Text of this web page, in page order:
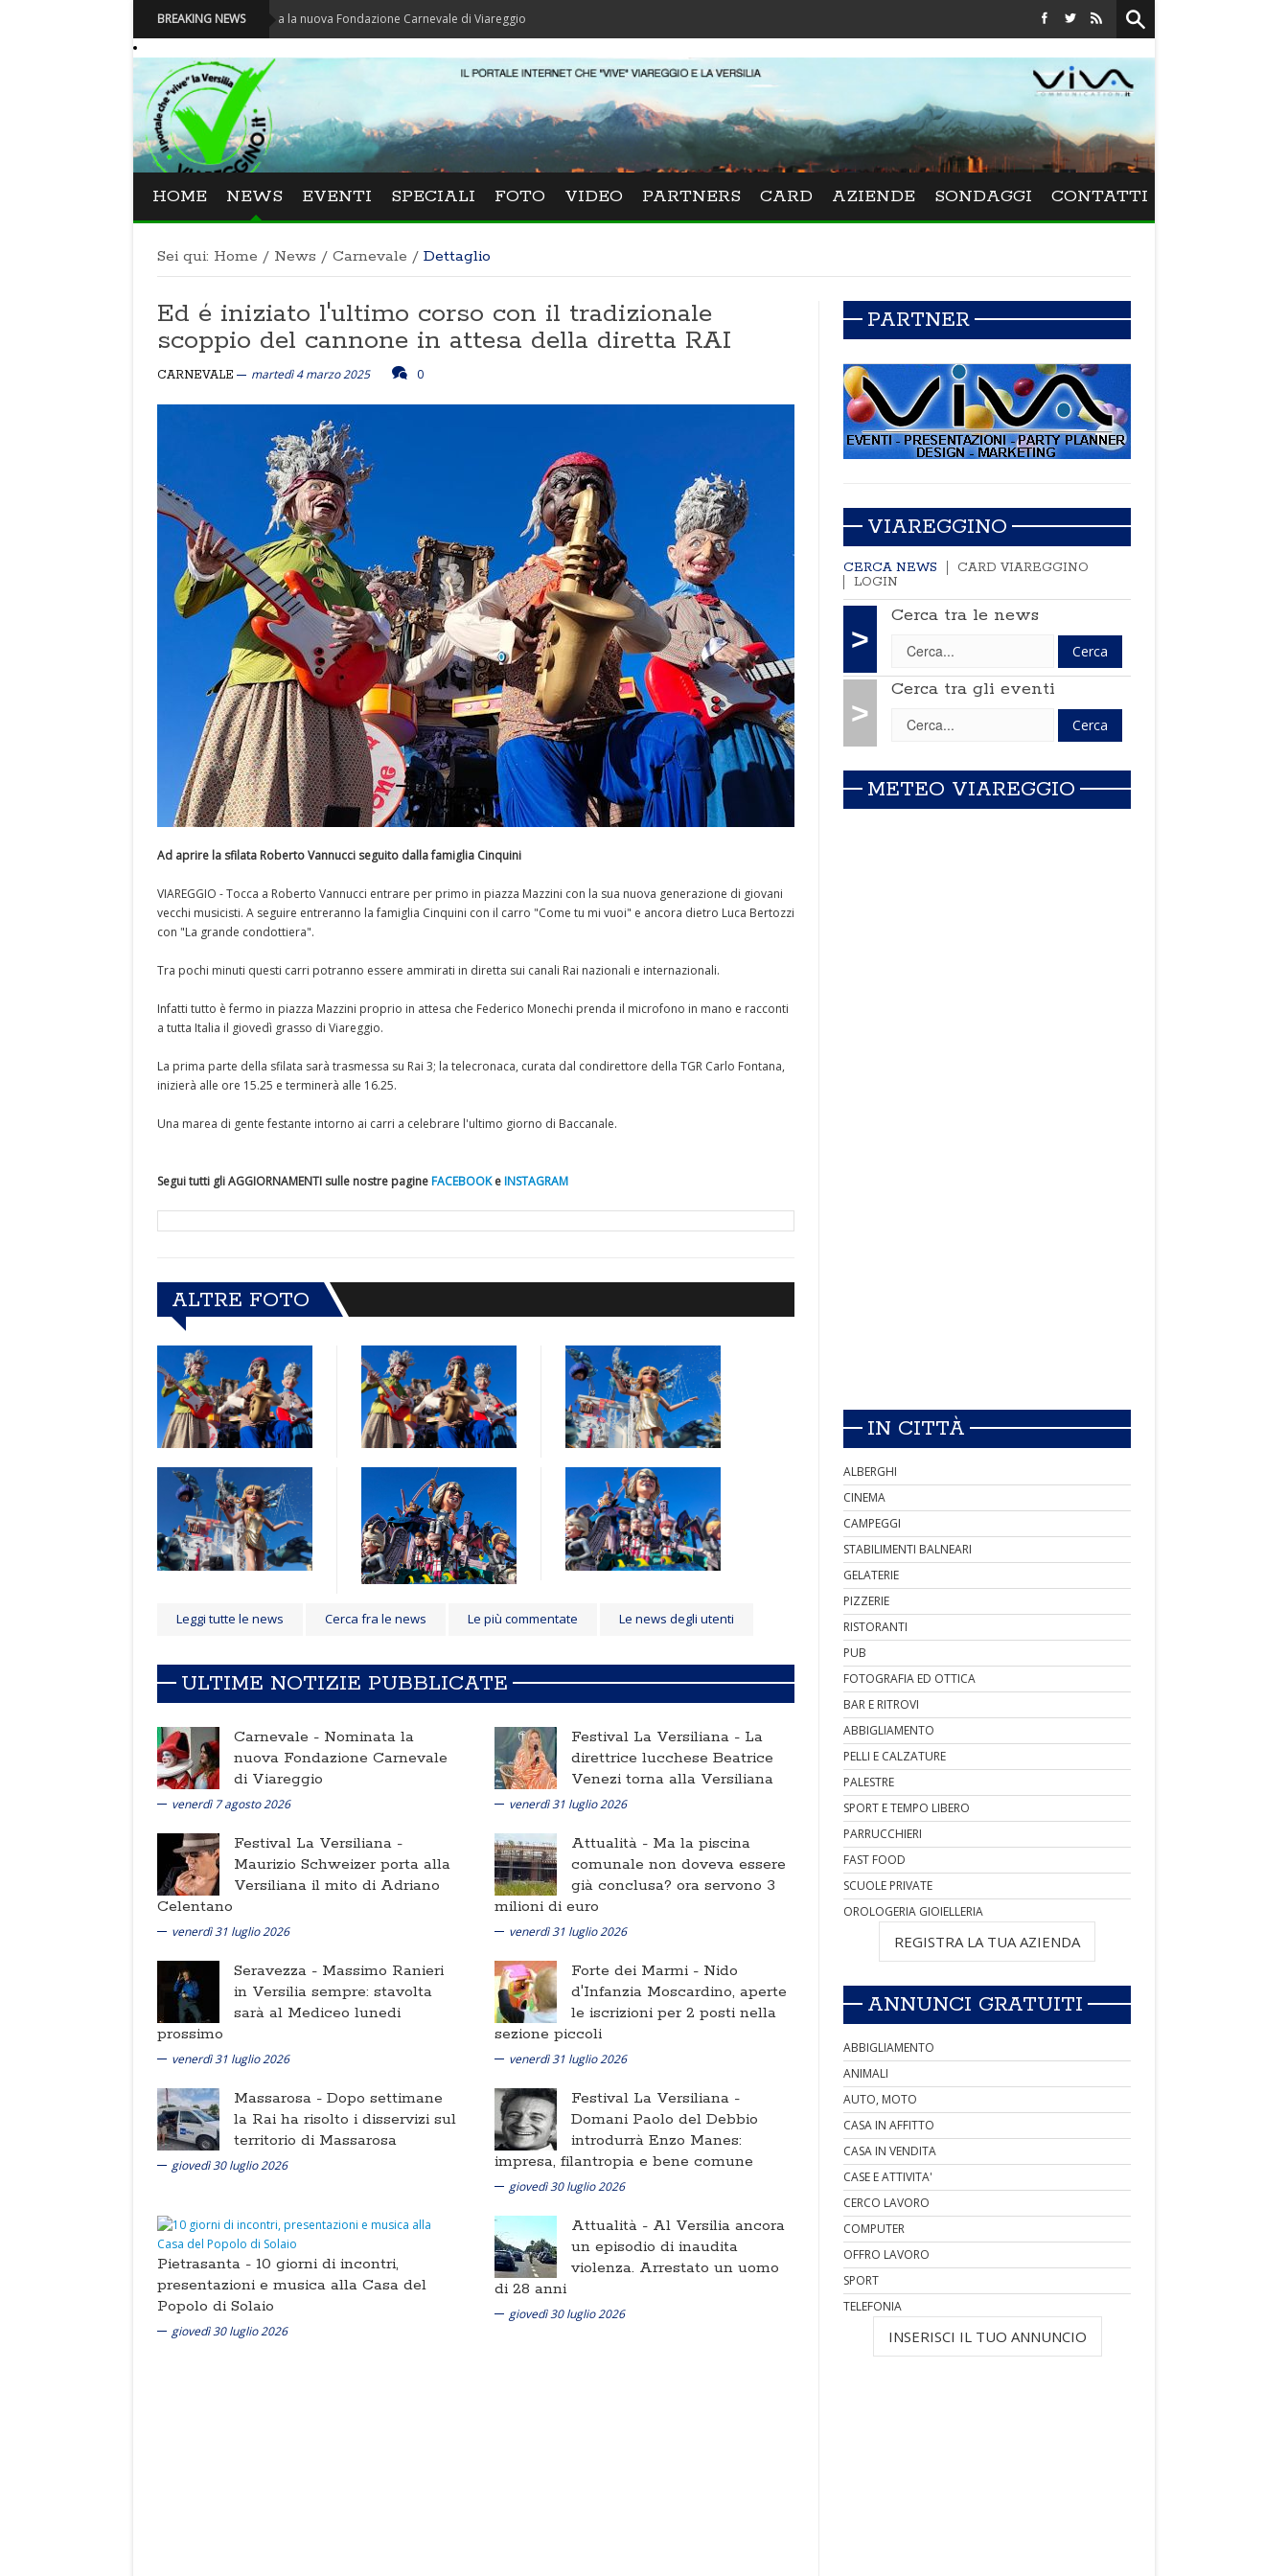
BREAKING NEWS
Carnevale - Nominata la nuova Fondazione Carnevale di Viareggio Festival La Versiliana - La direttrice lucchese Beatrice
HOME NEWS EVENTI SPECIALI FOTO VIDEO PARTNERS CARD AZIENDE SONDAGGI CONTATTI
Sei qui: Home / News / Carnevale / Dettaglio
Ed é iniziato l'ultimo corso con il tradizionale
scoppio del cannone in attesa della diretta RAI
CARNEVALE martedì 4 marzo 2025 0
Ad aprire la sfilata Roberto Vannucci seguito dalla famiglia Cinquini
VIAREGGIO - Tocca a Roberto Vannucci entrare per primo in piazza Mazzini con la sua nuova generazione di giovani
vecchi musicisti. A seguire entreranno la famiglia Cinquini con il carro "Come tu mi vuoi" e ancora dietro Luca Bertozzi
con "La grande condottiera".
Tra pochi minuti questi carri potranno essere ammirati in diretta sui canali Rai nazionali e internazionali.
Infatti tutto è fermo in piazza Mazzini proprio in attesa che Federico Monechi prenda il microfono in mano e racconti
a tutta Italia il giovedì grasso di Viareggio.
La prima parte della sfilata sarà trasmessa su Rai 3; la telecronaca, curata dal condirettore della TGR Carlo Fontana,
inizierà alle ore 15.25 e terminerà alle 16.25.
Una marea di gente festante intorno ai carri a celebrare l'ultimo giorno di Baccanale.
Segui tutti gli AGGIORNAMENTI sulle nostre pagineFACEBOOKeINSTAGRAM
ALTRE FOTO
Leggi tutte le news Cerca fra le news Le più commentate Le news degli utenti
ULTIME NOTIZIE PUBBLICATE
Carnevale - Nominata la
nuova Fondazione Carnevale
di Viareggio
venerdì 7 agosto 2026
Festival La Versiliana - La
direttrice lucchese Beatrice
Venezi torna alla Versiliana
venerdì 31 luglio 2026
Festival La Versiliana -
Maurizio Schweizer porta alla
Versiliana il mito di Adriano
Celentano
venerdì 31 luglio 2026
Attualità - Ma la piscina
comunale non doveva essere
già conclusa? ora servono 3
milioni di euro
venerdì 31 luglio 2026
Seravezza - Massimo Ranieri
in Versilia sempre: stavolta
sarà al Mediceo lunedi
prossimo
venerdì 31 luglio 2026
Forte dei Marmi - Nido
d'Infanzia Moscardino, aperte
le iscrizioni per 2 posti nella
sezione piccoli
venerdì 31 luglio 2026
Massarosa - Dopo settimane
la Rai ha risolto i disservizi sul
territorio di Massarosa
giovedì 30 luglio 2026
Festival La Versiliana -
Domani Paolo del Debbio
introdurrà Enzo Manes:
impresa, filantropia e bene comune
giovedì 30 luglio 2026
Pietrasanta - 10 giorni di incontri,
presentazioni e musica alla Casa del
Popolo di Solaio
giovedì 30 luglio 2026
Attualità - Al Versilia ancora
un episodio di inaudita
violenza. Arrestato un uomo
di 28 anni
giovedì 30 luglio 2026
PARTNER
VIAREGGINO
CERCA NEWS
CARD VIAREGGINO
LOGIN
>
Cerca tra le news
>
Cerca tra gli eventi
METEO VIAREGGIO
IN CITTÀ
ALBERGHI
CINEMA
CAMPEGGI
STABILIMENTI BALNEARI
GELATERIE
PIZZERIE
RISTORANTI
PUB
FOTOGRAFIA ED OTTICA
BAR E RITROVI
ABBIGLIAMENTO
PELLI E CALZATURE
PALESTRE
SPORT E TEMPO LIBERO
PARRUCCHIERI
FAST FOOD
SCUOLE PRIVATE
OROLOGERIA GIOIELLERIA
REGISTRA LA TUA AZIENDA
ANNUNCI GRATUITI
ABBIGLIAMENTO
ANIMALI
AUTO, MOTO
CASA IN AFFITTO
CASA IN VENDITA
CASE E ATTIVITA'
CERCO LAVORO
COMPUTER
OFFRO LAVORO
SPORT
TELEFONIA
INSERISCI IL TUO ANNUNCIO